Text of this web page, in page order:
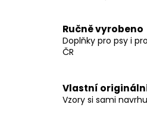
l
á
c
í
p
Ručně vyrobeno
Doplňky pro psy i
ČR
Vlastní
Vzory si sami